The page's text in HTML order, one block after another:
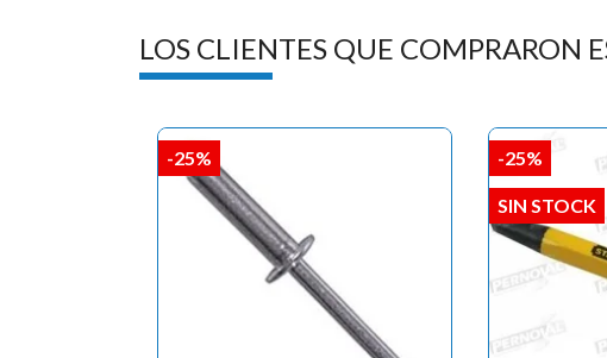
LOS CLIENTES QUE COMPRARON
-25% -25%
SIN STOCK